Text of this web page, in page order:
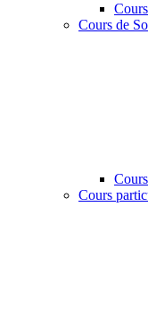
Cours de
Cours